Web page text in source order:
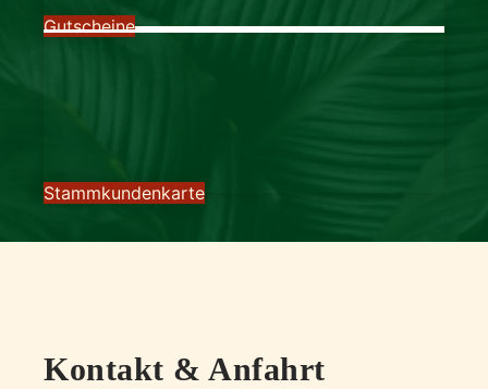
Gutscheine
Stammkundenkarte
Kontakt & Anfahrt